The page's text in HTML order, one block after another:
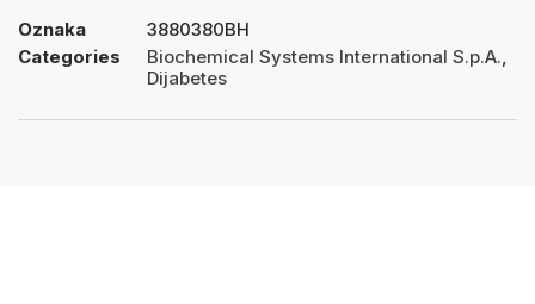
Oznaka
3880380BH
Categories
Biochemical Systems International S.p.A.,
Dijabetes